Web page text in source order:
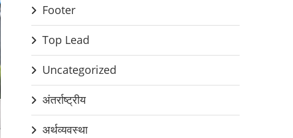
Footer
Top Lead
Uncategorized
अंतर्राष्ट्रीय
अर्थव्यवस्था